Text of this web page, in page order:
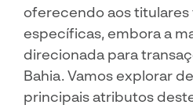
oferecendo aos titulares
específicas, embora a
direcionada para
Bahia. Vamos explorar
principais atributos